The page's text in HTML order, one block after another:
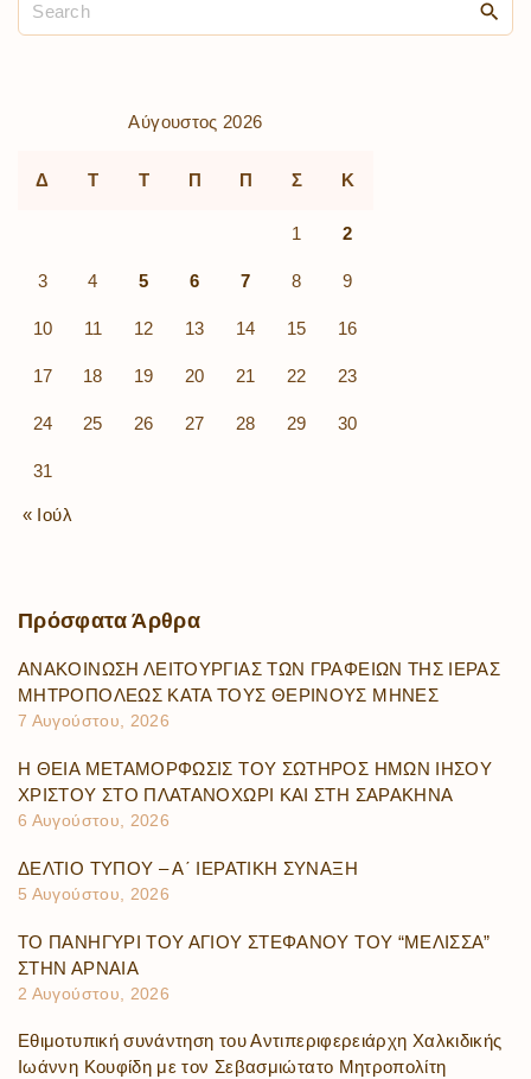
Αύγουστος 2026
Δ Τ Τ Π Π Σ Κ
1 2
3 4 5 6 7 8 9
10 11 12 13 14 15 16
17 18 19 20 21 22 23
24 25 26 27 28 29 30
31
« Ιούλ
Πρόσφατα Άρθρα
ΑΝΑΚΟΙΝΩΣΗ ΛΕΙΤΟΥΡΓΙΑΣ ΤΩΝ ΓΡΑΦΕΙΩΝ ΤΗΣ ΙΕΡΑΣ
ΜΗΤΡΟΠΟΛΕΩΣ ΚΑΤΑ ΤΟΥΣ ΘΕΡΙΝΟΥΣ ΜΗΝΕΣ
7 Αυγούστου, 2026
Η ΘΕΙΑ ΜΕΤΑΜΟΡΦΩΣΙΣ ΤΟΥ ΣΩΤΗΡΟΣ ΗΜΩΝ ΙΗΣΟΥ
ΧΡΙΣΤΟΥ ΣΤΟ ΠΛΑΤΑΝΟΧΩΡΙ ΚΑΙ ΣΤΗ ΣΑΡΑΚΗΝΑ
6 Αυγούστου, 2026
ΔΕΛΤΙΟ ΤΥΠΟΥ – Α΄ ΙΕΡΑΤΙΚΗ ΣΥΝΑΞΗ
5 Αυγούστου, 2026
ΤΟ ΠΑΝΗΓΥΡΙ ΤΟΥ ΑΓΙΟΥ ΣΤΕΦΑΝΟΥ ΤΟΥ “ΜΕΛΙΣΣΑ”
ΣΤΗΝ ΑΡΝΑΙΑ
2 Αυγούστου, 2026
Εθιμοτυπική συνάντηση του Αντιπεριφερειάρχη Χαλκιδικής
Ιωάννη Κουφίδη με τον Σεβασμιώτατο Μητροπολίτη